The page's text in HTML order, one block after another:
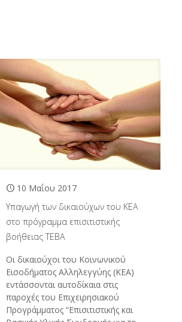
10 Μαΐου 2017
Υπαγωγή των δικαιούχων του ΚΕΑ
στο πρόγραμμα επισιτιστικής
βοήθειας ΤΕΒΑ
Οι δικαιούχοι του Κοινωνικού
Εισοδήματος Αλληλεγγύης (ΚΕΑ)
εντάσσονται αυτοδίκαια στις
παροχές του Επιχειρησιακού
Προγράμματος “Επισιτιστικής και